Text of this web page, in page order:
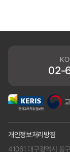
02-
개인정보처리방침
41061 대구광역시 동